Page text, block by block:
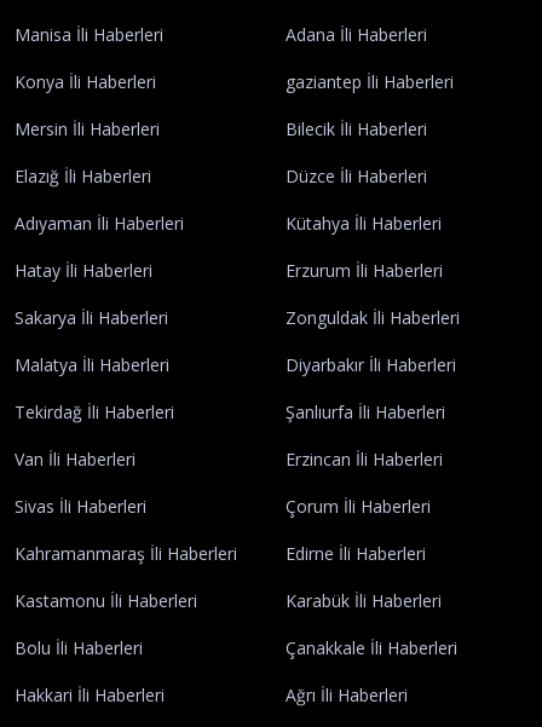
Manisa İli Haberleri Adana İli Haberleri
Konya İli Haberleri gaziantep İli Haberleri
Mersin İli Haberleri Bilecik İli Haberleri
Elazığ İli Haberleri Düzce İli Haberleri
Adıyaman İli Haberleri Kütahya İli Haberleri
Hatay İli Haberleri Erzurum İli Haberleri
Sakarya İli Haberleri Zonguldak İli Haberleri
Malatya İli Haberleri Diyarbakır İli Haberleri
Tekirdağ İli Haberleri Şanlıurfa İli Haberleri
Van İli Haberleri Erzincan İli Haberleri
Sivas İli Haberleri Çorum İli Haberleri
Kahramanmaraş İli Haberleri Edirne İli Haberleri
Kastamonu İli Haberleri Karabük İli Haberleri
Bolu İli Haberleri Çanakkale İli Haberleri
Hakkari İli Haberleri Ağrı İli Haberleri